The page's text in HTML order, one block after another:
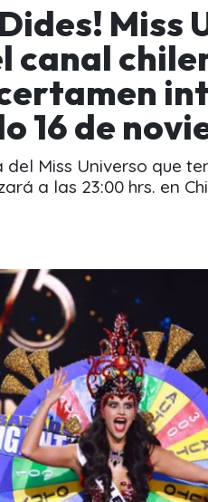
Miss
canal
16 de
Miss Universo que
a las 23:00 hrs. en